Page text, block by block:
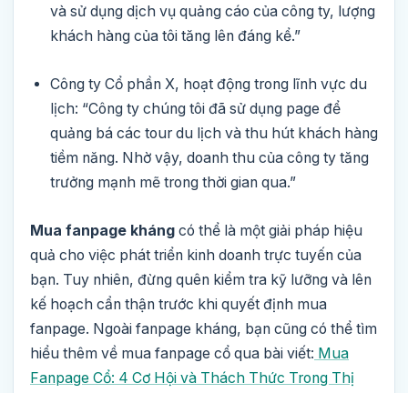
và sử dụng dịch vụ quảng cáo của công ty, lượng
khách hàng của tôi tăng lên đáng kể.”
Công ty Cổ phần X, hoạt động trong lĩnh vực du
lịch: “Công ty chúng tôi đã sử dụng page để
quảng bá các tour du lịch và thu hút khách hàng
tiềm năng. Nhờ vậy, doanh thu của công ty tăng
trưởng mạnh mẽ trong thời gian qua.”
Mua fanpage kháng có thể là một giải pháp hiệu
quả cho việc phát triển kinh doanh trực tuyến của
bạn. Tuy nhiên, đừng quên kiểm tra kỹ lưỡng và lên
kế hoạch cẩn thận trước khi quyết định mua
fanpage. Ngoài fanpage kháng, bạn cũng có thể tìm
hiểu thêm về mua fanpage cổ qua bài viết: Mua
Fanpage Cổ: 4 Cơ Hội và Thách Thức Trong Thị